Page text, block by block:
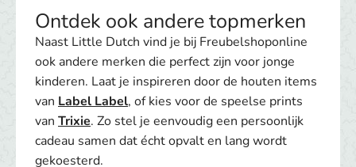
Ontdek ook andere topmerken
Naast Little Dutch vind je bij Freubelshoponline
ook andere merken die perfect zijn voor jonge
kinderen. Laat je inspireren door de houten items
van Label Label, of kies voor de speelse prints
van Trixie. Zo stel je eenvoudig een persoonlijk
cadeau samen dat écht opvalt en lang wordt
gekoesterd.